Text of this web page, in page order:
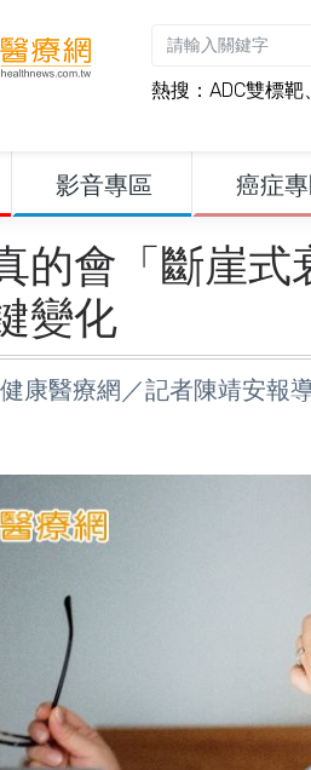
熱搜： ADC雙標靶、
影音專區 癌症
的會「斷崖式
變化
康醫療網／記者陳靖安報